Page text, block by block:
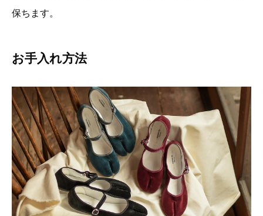
保ちます。
お手入れ方法